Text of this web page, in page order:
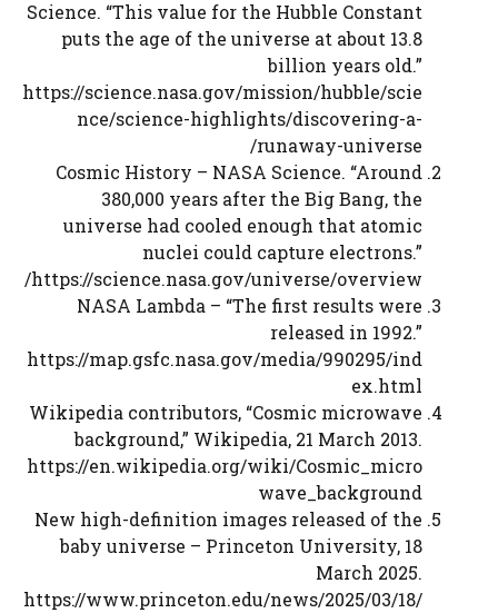
Science. “This value for the Hubble Constant
puts the age of the universe at about 13.8
billion years old.”
https://science.nasa.gov/mission/hubble/scie
nce/science-highlights/discovering-a-
runaway-universe/
Cosmic History – NASA Science. “Around
380,000 years after the Big Bang, the
universe had cooled enough that atomic
nuclei could capture electrons.”
https://science.nasa.gov/universe/overview/
NASA Lambda – “The first results were
released in 1992.”
https://map.gsfc.nasa.gov/media/990295/ind
ex.html
Wikipedia contributors, “Cosmic microwave
background,” Wikipedia, 21 March 2013.
https://en.wikipedia.org/wiki/Cosmic_micro
wave_background
New high-definition images released of the
baby universe – Princeton University, 18
March 2025.
https://www.princeton.edu/news/2025/03/18/